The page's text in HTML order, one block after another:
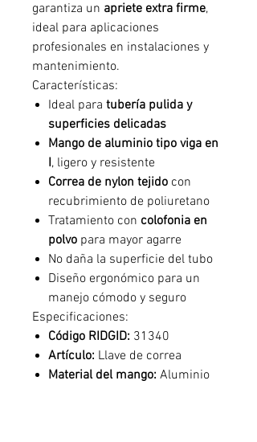
garantiza un apriete extra firme,
ideal para aplicaciones
profesionales en instalaciones y
mantenimiento.
Características:
Ideal para tubería pulida y
superficies delicadas
Mango de aluminio tipo viga en
I, ligero y resistente
Correa de nylon tejido con
recubrimiento de poliuretano
Tratamiento con colofonia en
polvo para mayor agarre
No daña la superficie del tubo
Diseño ergonómico para un
manejo cómodo y seguro
Especificaciones:
Código RIDGID: 31340
Artículo: Llave de correa
Material del mango: Aluminio